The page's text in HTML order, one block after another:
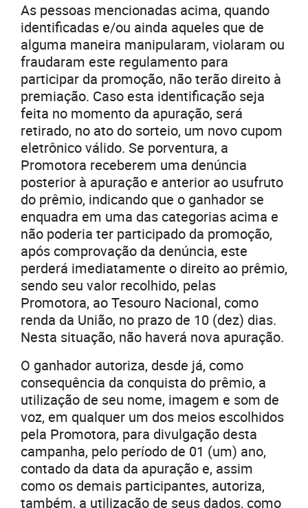
As pessoas mencionadas acima, quando
identificadas e/ou ainda aqueles que de
alguma maneira manipularam, violaram ou
fraudaram este regulamento para
participar da promoção, não terão direito à
premiação. Caso esta identificação seja
feita no momento da apuração, será
retirado, no ato do sorteio, um novo cupom
eletrônico válido. Se porventura, a
Promotora receberem uma denúncia
posterior à apuração e anterior ao usufruto
do prêmio, indicando que o ganhador se
enquadra em uma das categorias acima e
não poderia ter participado da promoção,
após comprovação da denúncia, este
perderá imediatamente o direito ao prêmio,
sendo seu valor recolhido, pelas
Promotora, ao Tesouro Nacional, como
renda da União, no prazo de 10 (dez) dias.
Nesta situação, não haverá nova apuração.
O ganhador autoriza, desde já, como
consequência da conquista do prêmio, a
utilização de seu nome, imagem e som de
voz, em qualquer um dos meios escolhidos
pela Promotora, para divulgação desta
campanha, pelo período de 01 (um) ano,
contado da data da apuração e, assim
como os demais participantes, autoriza,
também, a utilização de seus dados, como